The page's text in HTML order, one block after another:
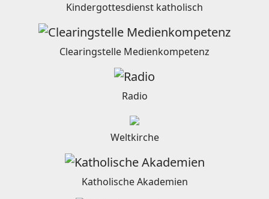
Kindergottesdienst katholisch
Clearingstelle Medienkompetenz
Radio
Weltkirche
Katholische Akademien